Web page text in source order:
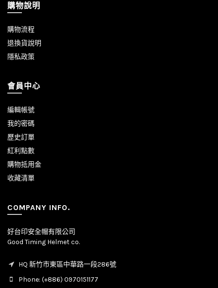
購物說明
購物流程
退換貨說明
隱私政策
會員中心
編輯帳號
我的密碼
歷史訂單
紅利點數
購物抵用金
收藏清單
COMPANY INFO.
好台印安全帽有限公司
Good Timing Helmet co.
HQ 新竹市東區中華路一段286號
Phone: (+886) 0970151177